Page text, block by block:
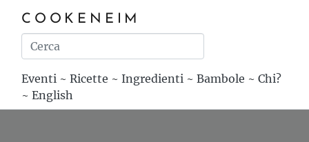
COOKENEIM
Eventi ~ Ricette ~ Ingredienti ~ Bambole ~ Chi?
~ English